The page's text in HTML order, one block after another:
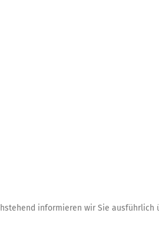
informieren wir Sie ausführlich